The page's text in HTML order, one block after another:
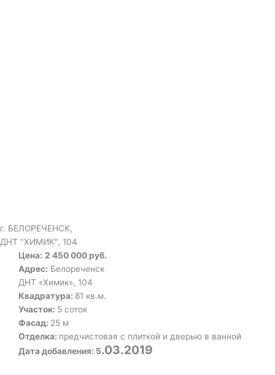
г. БЕЛОРЕЧЕНСК,
ДНТ "ХИМИК", 104
Цена: 2 450 000 руб.
Адрес: Белореченск
ДНТ «Химик», 104
Квадратура: 81 кв.м.
Участок: 5 соток
Фасад: 25 м
Отделка: предчистовая с плиткой и дверью в ванной
Дата добавления: 5.03.2019